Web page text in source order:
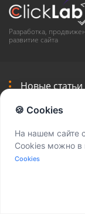
Разработка,
развитие сайта
Новые статьи
🍪 Cookies
На нашем сайте
Cookies можно в
Cookies